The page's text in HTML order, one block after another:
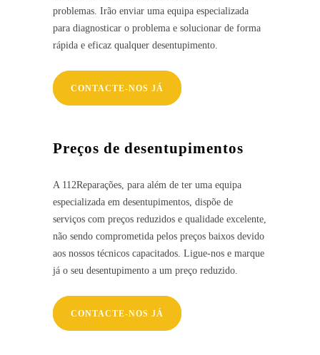
problemas. Irão enviar uma equipa especializada
para diagnosticar o problema e solucionar de forma
rápida e eficaz qualquer desentupimento.
CONTACTE-NOS JÁ
Preços de desentupimentos
A 112Reparações, para além de ter uma equipa
especializada em desentupimentos, dispõe de
serviços com preços reduzidos e qualidade excelente,
não sendo comprometida pelos preços baixos devido
aos nossos técnicos capacitados. Ligue-nos e marque
já o seu desentupimento a um preço reduzido.
CONTACTE-NOS JÁ